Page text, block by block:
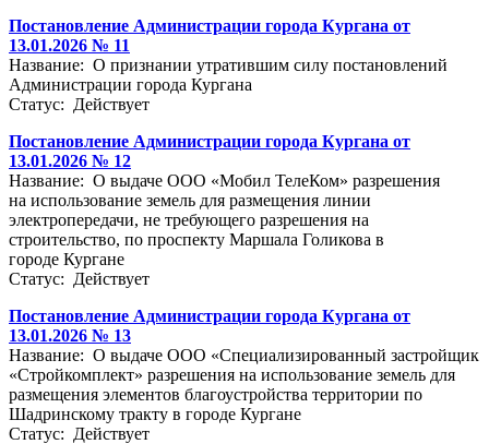
Постановление Администрации города Кургана от
13.01.2026 № 11
Название: О признании утратившим силу постановлений
Администрации города Кургана
Статус: Действует
Постановление Администрации города Кургана от
13.01.2026 № 12
Название: О выдаче ООО «Мобил ТелеКом» разрешения
на использование земель для размещения линии
электропередачи, не требующего разрешения на
строительство, по проспекту Маршала Голикова в
городе Кургане
Статус: Действует
Постановление Администрации города Кургана от
13.01.2026 № 13
Название: О выдаче ООО «Специализированный застройщик
«Стройкомплект» разрешения на использование земель для
размещения элементов благоустройства территории по
Шадринскому тракту в городе Кургане
Статус: Действует